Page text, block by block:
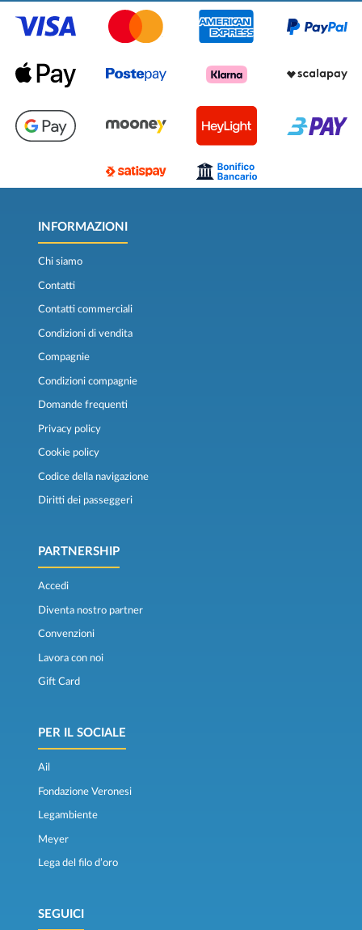
INFORMAZIONI
Chi siamo
Contatti
Contatti commerciali
Condizioni di vendita
Compagnie
Condizioni compagnie
Domande frequenti
Privacy policy
Cookie policy
Codice della navigazione
Diritti dei passeggeri
PARTNERSHIP
Accedi
Diventa nostro partner
Convenzioni
Lavora con noi
Gift Card
PER IL SOCIALE
Ail
Fondazione Veronesi
Legambiente
Meyer
Lega del filo d’oro
SEGUICI